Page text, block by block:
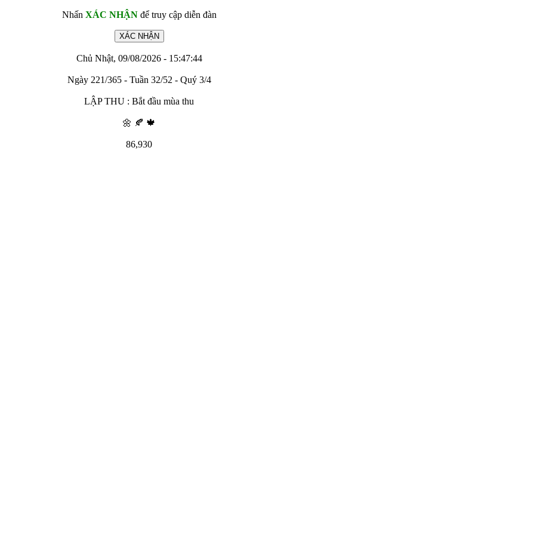
Nhấn XÁC NHẬNđể truy cập diễn đàn
Chủ Nhật, 09/08/2026 - 15:47:44
Ngày 221/365 - Tuần 32/52 - Quý 3/4
LẬP THU : Bắt đầu mùa thu
🌼 🍂 🍁
86,930